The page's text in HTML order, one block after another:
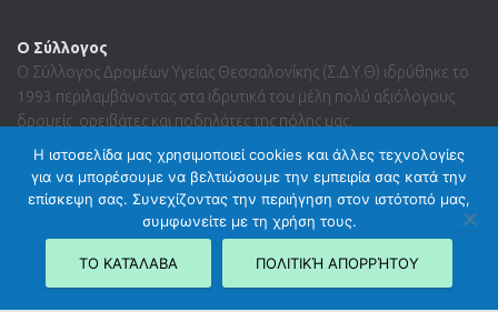
Ο Σύλλογος
Ο Σύλλογος Δρομέων Υγείας Θεσσαλονίκης (Σ.Δ.Υ.Θ) ιδρύθηκε το
1993 περιλαμβάνοντας στα ιδρυτικά του μέλη πολύ αξιόλογους
δρομείς, ορειβάτες και ποδηλάτες της πόλης μας.
Search …
Η ιστοσελίδα μας χρησιμοποιεί cookies και άλλες τεχνολογίες
για να μπορέσουμε να βελτιώσουμε την εμπειρία σας κατά την
επίσκεψη σας. Συνεχίζοντας την περιήγηση στον ιστότοπό μας,
συμφωνείτε με τη χρήση τους.
ΤΟ ΚΑΤΆΛΑΒΑ ΠΟΛΙΤΙΚΉ ΑΠΟΡΡΉΤΟΥ